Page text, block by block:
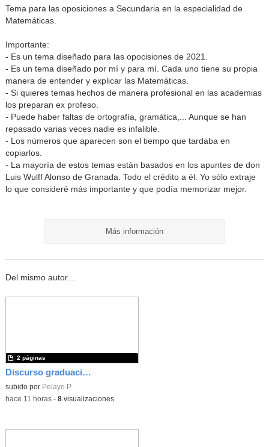
Tema para las oposiciones a Secundaria en la especialidad de
Matemáticas.
Importante:
- Es un tema diseñado para las opocisiones de 2021.
- Es un tema diseñado por mí y para mí. Cada uno tiene su propia
manera de entender y explicar las Matemáticas.
- Si quieres temas hechos de manera profesional en las academias
los preparan ex profeso.
- Puede haber faltas de ortografía, gramática,... Aunque se han
repasado varias veces nadie es infalible.
- Los números que aparecen son el tiempo que tardaba en
copiarlos.
- La mayoría de estos temas están basados en los apuntes de don
Luis Wulff Alonso de Granada. Todo el crédito a él. Yo sólo extraje
lo que consideré más importante y que podía memorizar mejor.
Más información
Del mismo autor…
Discurso graduación_24-25_Final
subido por Pelayo P.
2 páginas
-hace 11 horas- 8visualizaciones